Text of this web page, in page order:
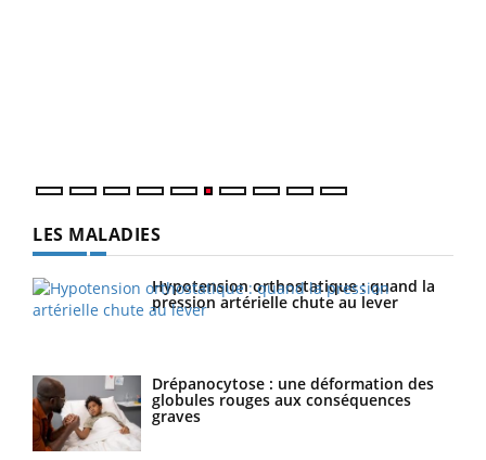
LES MALADIES
Hypotension orthostatique : quand la
pression artérielle chute au lever
Drépanocytose : une déformation des
globules rouges aux conséquences
graves